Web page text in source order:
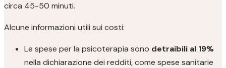
circa 45-50 minuti.
Alcune informazioni utili sui costi:
Le spese per la psicoterapia sono detraibili al 19%
nella dichiarazione dei redditi, come spese sanitarie